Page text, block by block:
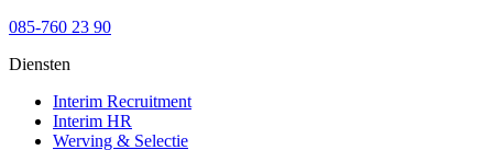
085-760 23 90
Diensten
Interim Recruitment
Interim HR
Werving & Selectie